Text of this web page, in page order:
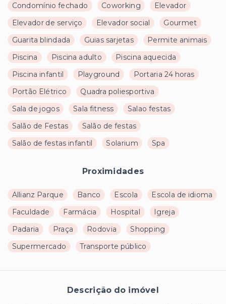
Condomínio fechado
Coworking
Elevador
Elevador de serviço
Elevador social
Gourmet
Guarita blindada
Guias sarjetas
Permite animais
Piscina
Piscina adulto
Piscina aquecida
Piscina infantil
Playground
Portaria 24 horas
Portão Elétrico
Quadra poliesportiva
Sala de jogos
Sala fitness
Salao festas
Salão de Festas
Salão de festas
Salão de festas infantil
Solarium Spa
Proximidades
Allianz Parque Banco Escola
Escola de idioma
Faculdade
Farmácia Hospital
Igreja
Padaria
Praça Rodovia
Shopping
Supermercado
Transporte público
Descrição do imóvel